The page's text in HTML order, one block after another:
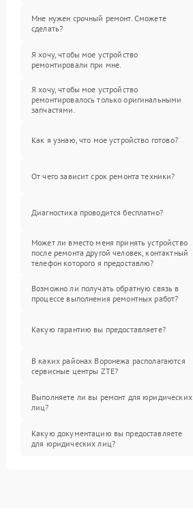
Мне нужен срочный ремонт. Сможете
сделать?
Я хочу, чтобы мое устройство
ремонтировали при мне.
Я хочу, чтобы мое устройство
ремонтировалось только оригинальными
запчастями.
Как я узнаю, что мое устройство готово?
От чего зависит срок ремонта техники?
Диагностика проводится бесплатно?
Может ли вместо меня принять устройство
после ремонта другой человек, контактный
телефон которого я предоставлю?
Возможно ли получать обратную связь в
процессе выполнения ремонтных работ?
Какую гарантию вы предоставляете?
В каких районах Воронежа располагаются
сервисные центры ZTE?
Выполняете ли вы ремонт для юридических
лиц?
Какую документацию вы предоставляете
для юридических лиц?